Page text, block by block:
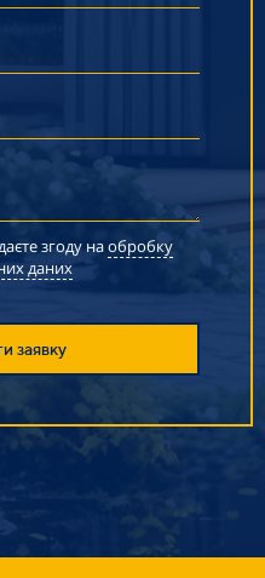
згоду наобробку
даних
заявку